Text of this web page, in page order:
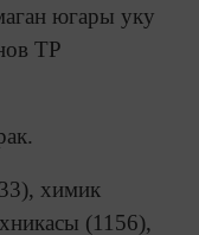
югары уку
ТР
химик
(1156),